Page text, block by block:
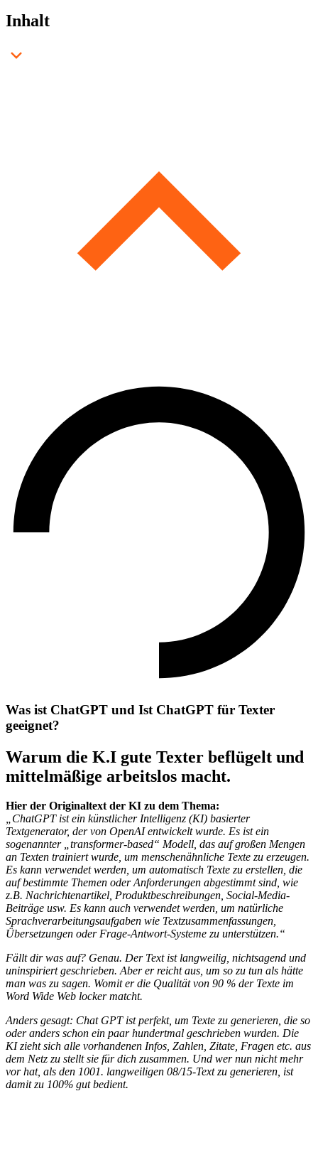
Inhalt
Was ist ChatGPT und Ist ChatGPT für Texter
geeignet?
Warum die K.I gute Texter beflügelt und
mittelmäßige arbeitslos macht.
Hier der Originaltext der KI zu dem Thema:
„ChatGPT ist ein künstlicher Intelligenz (KI) basierter
Textgenerator, der von OpenAI entwickelt wurde. Es ist ein
sogenannter „transformer-based“ Modell, das auf großen Mengen
an Texten trainiert wurde, um menschenähnliche Texte zu erzeugen.
Es kann verwendet werden, um automatisch Texte zu erstellen, die
auf bestimmte Themen oder Anforderungen abgestimmt sind, wie
z.B. Nachrichtenartikel, Produktbeschreibungen, Social-Media-
Beiträge usw. Es kann auch verwendet werden, um natürliche
Sprachverarbeitungsaufgaben wie Textzusammenfassungen,
Übersetzungen oder Frage-Antwort-Systeme zu unterstützen.“
Fällt dir was auf? Genau. Der Text ist langweilig, nichtsagend und
uninspiriert geschrieben. Aber er reicht aus, um so zu tun als hätte
man was zu sagen. Womit er die Qualität von 90 % der Texte im
Word Wide Web locker matcht.
Anders gesagt: Chat GPT ist perfekt, um Texte zu generieren, die so
oder anders schon ein paar hundertmal geschrieben wurden. Die
KI zieht sich alle vorhandenen Infos, Zahlen, Zitate, Fragen etc. aus
dem Netz zu stellt sie für dich zusammen. Und wer nun nicht mehr
vor hat, als den 1001. langweiligen 08/15-Text zu generieren, ist
damit zu 100% gut bedient.